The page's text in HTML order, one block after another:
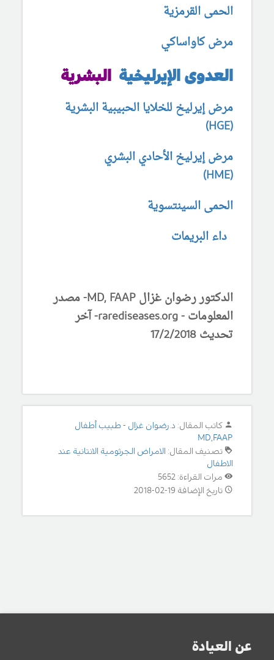
الحمى القرمزية
مرض كاواساكي
العدوى الإيرليخية البشرية
مرض إيرليخ للخلايا الحبيبية البشرية
(HGE)
مرض إيرليخ الأحادي البشري
(HME)
الحمى السينتسوية
داء البريمات
الدكتور رضوان غزال MD, FAAP- مصدر
المعلومات - rarediseases.org- آخر
تحديث 17/2/2018
كاتب المقال: د.رضوان غزال - طبيب أطفال
MD,FAAP
تصنيف المقال: الامراض الجرثومية الانتانية عند
الاطفال
مرات القراءة: 5652
تاريخ الإضافة 19-02-2018
عن العيادة